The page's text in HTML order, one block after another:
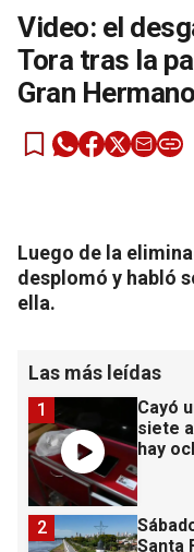
Video: el
Tora tras la
Gran Hermano
Luego de la
desplomó y habló
ella.
Las más leídas
Cayó
siete
hay
1
Santa
2